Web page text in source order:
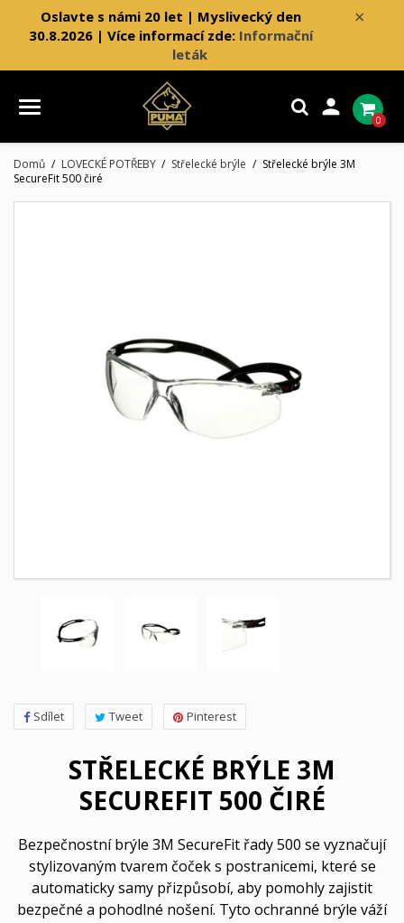
×
Oslavte s námi 20 let | Myslivecký den
30.8.2026 | Více informací zde: Informační
leták

0
Domů LOVECKÉ POTŘEBY Střelecké brýle
Střelecké brýle 3M
SecureFit 500 čiré
Sdílet Tweet Pinterest
STŘELECKÉ BRÝLE 3M
SECUREFIT 500 ČIRÉ
Bezpečnostní brýle 3M SecureFit řady 500 se vyznačují
stylizovaným tvarem čoček s postranicemi, které se
automaticky samy přizpůsobí, aby pomohly zajistit
bezpečné a pohodlné nošení. Tyto ochranné brýle váží